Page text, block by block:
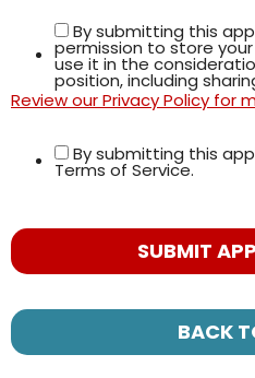
By submitting this
permission to store
use it in the
position, including
Review our Privacy Policy for
By submitting this
Terms of Service.
People
looking
for jobs
not put
anything
here.
BACK